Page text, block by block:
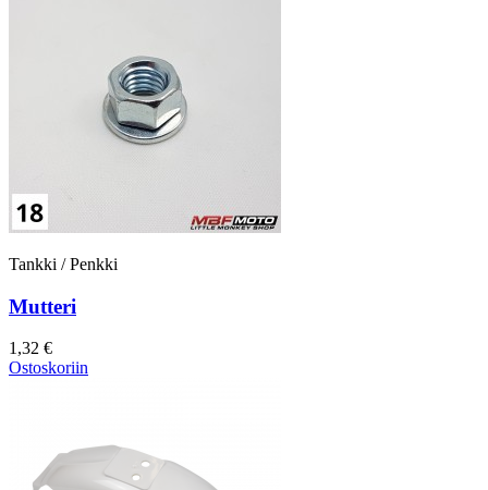
Tankki / Penkki
Mutteri
1,32 €
Ostoskoriin